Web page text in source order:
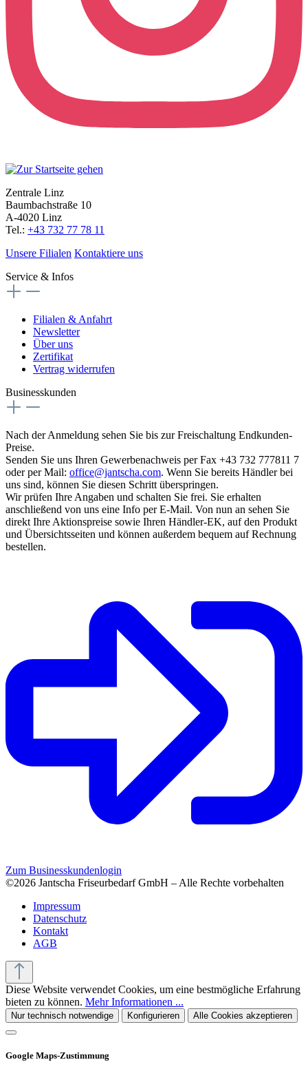
Zentrale Linz
Baumbachstraße 10
A-4020 Linz
Tel.: +43 732 77 78 11
Unsere Filialen Kontaktiere uns
Service & Infos
Filialen & Anfahrt
Newsletter
Über uns
Zertifikat
Vertrag widerrufen
Businesskunden
Nach der Anmeldung sehen Sie bis zur Freischaltung Endkunden-
Preise.
Senden Sie uns Ihren Gewerbenachweis per Fax +43 732 777811 7
oder per Mail: office@jantscha.com. Wenn Sie bereits Händler bei
uns sind, können Sie diesen Schritt überspringen.
Wir prüfen Ihre Angaben und schalten Sie frei. Sie erhalten
anschließend von uns eine Info per E-Mail. Von nun an sehen Sie
direkt Ihre Aktionspreise sowie Ihren Händler-EK, auf den Produkt
und Übersichtsseiten und können außerdem bequem auf Rechnung
bestellen.
Zum Businesskundenlogin
©2026 Jantscha Friseurbedarf GmbH – Alle Rechte vorbehalten
Impressum
Datenschutz
Kontakt
AGB
Diese Website verwendet Cookies, um eine bestmögliche Erfahrung
bieten zu können. Mehr Informationen ...
Nur technisch notwendige Konfigurieren Alle Cookies akzeptieren
Google Maps-Zustimmung